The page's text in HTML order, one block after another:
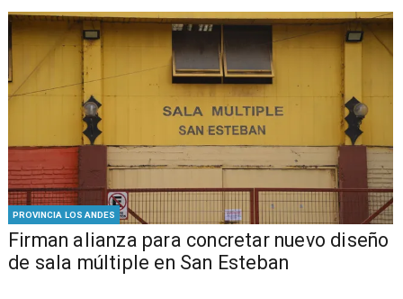
PROVINCIA LOS ANDES
​​Firman alianza para concretar nuevo diseño
de sala múltiple en San Esteban